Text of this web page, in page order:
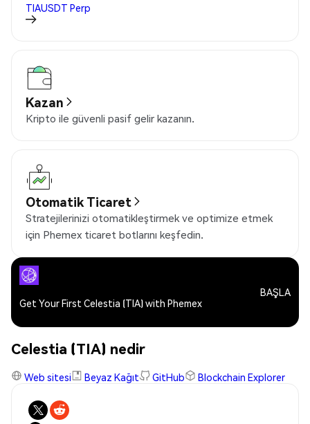
TIAUSDT Perp
Kazan
Kripto ile güvenli pasif gelir kazanın.
Otomatik Ticaret
Stratejilerinizi otomatikleştirmek ve optimize etmek
için Phemex ticaret botlarını keşfedin.
Get Your First Celestia (TIA) with Phemex
BAŞLA
Celestia (TIA) nedir
Web sitesi Beyaz Kağıt GitHub Blockchain Explorer